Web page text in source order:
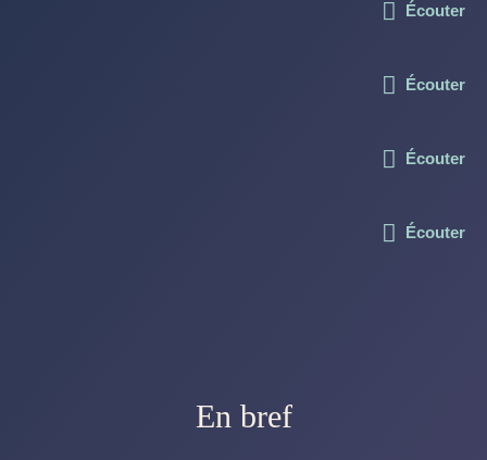
Écouter
Écouter
Écouter
Écouter
En bref